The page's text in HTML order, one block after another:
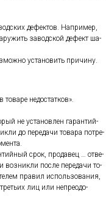
де­фек­тов. Нап­ри­мер,
за­вод­ской де­фект ша­
ус­та­новить при­чину.
не­дос­татков».
не ус­та­нов­лен га­ран­тий­
до пе­реда­чи то­вара пот­ре­
срок, про­давец … от­ве­
воз­никли пос­ле пе­реда­чи то­
пра­вил ис­поль­зо­вания,
лиц или неп­ре­одо­